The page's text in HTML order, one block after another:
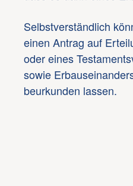
Selbstverständlich
einen Antrag auf
oder eines
sowie
beurkunden lassen.